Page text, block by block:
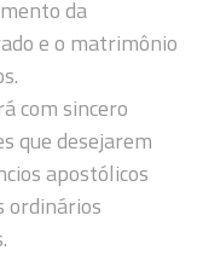
da
e o matrimônio
com sincero
que desejarem
apostólicos
ordinários